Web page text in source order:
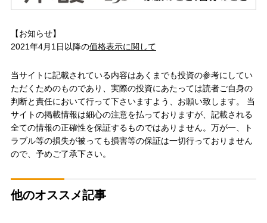
【お知らせ】
2021年4月1日以降の価格表示に関して
当サイトに記載されている内容はあくまでも投資の参考にしてい
ただくためのものであり、実際の投資にあたっては読者ご自身の
判断と責任において行って下さいますよう、お願い致します。 当
サイトの掲載情報は細心の注意を払っておりますが、記載される
全ての情報の正確性を保証するものではありません。万が一、ト
ラブル等の損失が被っても損害等の保証は一切行っておりません
ので、予めご了承下さい。
他のオススメ記事